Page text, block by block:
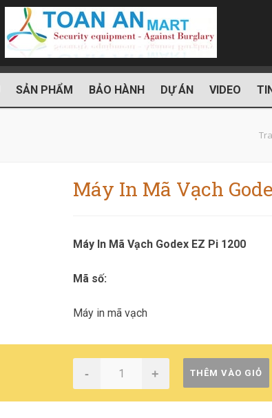
SẢN PHẨM BẢO HÀNH DỰ ÁN VIDEO
Máy In Mã Vạch
Máy In Mã Vạch Godex EZ Pi 1200
Mã số:
Máy in mã vạch
- + THÊM VÀO GIỎ